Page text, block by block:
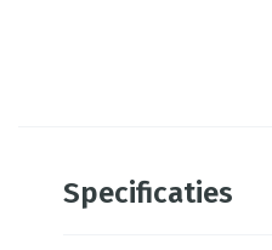
Specificaties